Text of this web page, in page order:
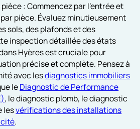
: Commencez par l'entrée et
pièce. Évaluez minutieusement
sols, des plafonds et des
inspection détaillée des états
Hyères est cruciale pour
précise et complète. Pensez à
avec lesdiagnostics immobiliers
leDiagnostic de Performance
, le diagnostic plomb, le diagnostic
lesvérifications des installations
.